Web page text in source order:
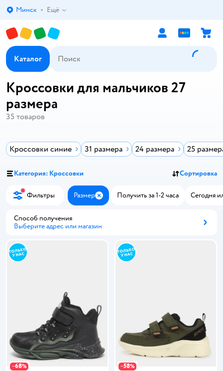
Выбор адреса доставки.
Минск Ещё
Каталог
Кроссовки для мальчиков 27
размера
35 товаров
Кроссовки синие 31 размера 24 размера 25
Категория: Кроссовки Сортировка
Фильтры Размер ЗакрытьПолучить за 1-2 часа Сегодня
Способ получения
Выберите адрес или магазин
−68% −58%